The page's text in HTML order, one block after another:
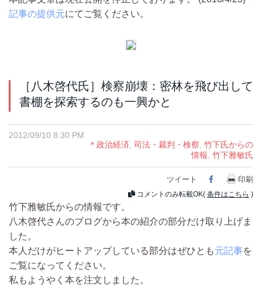
記事の提供元にてご覧ください。
［八木啓代氏］検察崩壊：密林を飛び出して
書棚を探索するのも一興かと
2012/09/10 8:30 PM
＊政治経済, 司法・裁判・検察, 竹下氏からの
情報, 竹下雅敏氏
ツイート Facebook
印刷
コメントのみ転載OK( 条件はこちら )
竹下雅敏氏からの情報です。
八木啓代さんのブログから本の紹介の部分だけ取り上げま
した。
本人だけがヒートアップしている部分はぜひとも元記事を
ご覧になってください。
私もようやく本を注文しました。